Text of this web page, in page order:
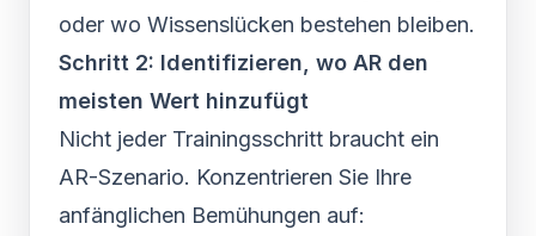
oder wo Wissenslücken bestehen bleiben.
Schritt 2: Identifizieren, wo AR den
meisten Wert hinzufügt
Nicht jeder Trainingsschritt braucht ein
AR-Szenario. Konzentrieren Sie Ihre
anfänglichen Bemühungen auf: